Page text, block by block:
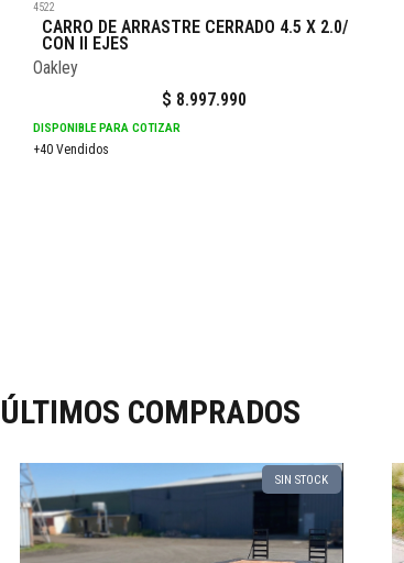
4522
CARRO DE ARRASTRE CERRADO 4.5 X 2.0/
CON II EJES
Oakley
$ 8.997.990
DISPONIBLE PARA COTIZAR
+40 Vendidos
ÚLTIMOS COMPRADOS
SIN STOCK